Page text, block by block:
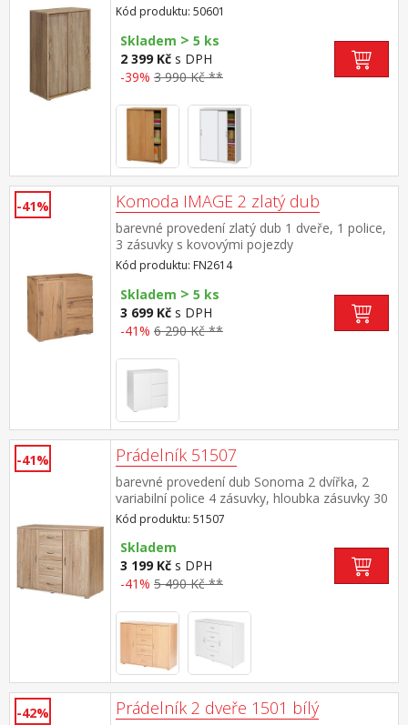
Kód produktu: 50601
Skladem > 5 ks
2 399 Kč s DPH
-39% 3 990 Kč **
-41% Komoda IMAGE 2 zlatý dub
barevné provedení zlatý dub 1 dveře, 1 police,
3 zásuvky s kovovými pojezdy
Kód produktu: FN2614
Skladem > 5 ks
3 699 Kč s DPH
-41% 6 290 Kč **
-41% Prádelník 51507
barevné provedení dub Sonoma 2 dvířka, 2
variabilní police 4 zásuvky, hloubka zásuvky 30
cm
Kód produktu: 51507
Skladem
3 199 Kč s DPH
-41% 5 490 Kč **
-42% Prádelník 2 dveře 1501 bílý